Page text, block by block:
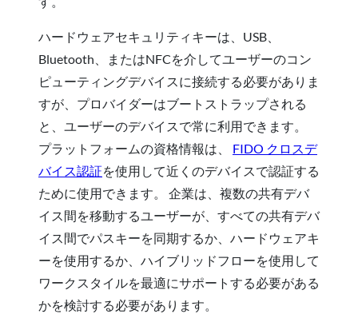
ハードウェアセキュリティキーは、USB、
Bluetooth、またはNFCを介してユーザーのコン
ピューティングデバイスに接続する必要がありま
すが、プロバイダーはブートストラップされる
と、ユーザーのデバイスで常に利用できます。
プラットフォームの資格情報は、 FIDO クロスデ
バイス認証を使用して近くのデバイスで認証する
ために使用できます。 企業は、複数の共有デバ
イス間を移動するユーザーが、すべての共有デバ
イス間でパスキーを同期するか、ハードウェアキ
ーを使用するか、ハイブリッドフローを使用して
ワークスタイルを最適にサポートする必要がある
かを検討する必要があります。